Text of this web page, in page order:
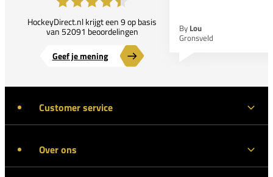
HockeyDirect.nl krijgt een 9 op basis
van 52091 beoordelingen
Geef je mening
By Lou
Gronsveld
Customer service
Over ons